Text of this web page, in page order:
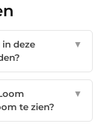
deze
▼
te zien?
▼